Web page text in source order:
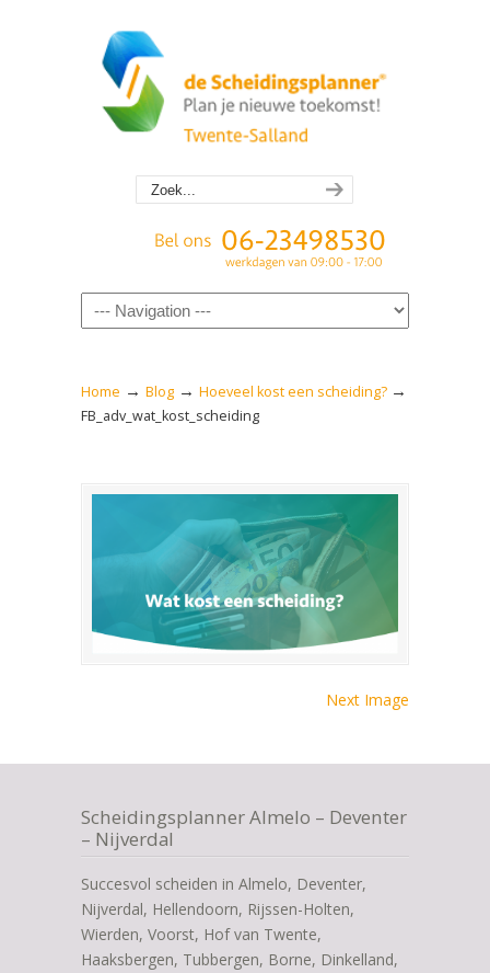
Navigation
Home → Blog → Hoeveel kost een scheiding? →
FB_adv_wat_kost_scheiding
Next Image
Scheidingsplanner Almelo – Deventer
– Nijverdal
Succesvol scheiden in Almelo, Deventer,
Nijverdal, Hellendoorn, Rijssen-Holten,
Wierden, Voorst, Hof van Twente,
Haaksbergen, Tubbergen, Borne, Dinkelland,